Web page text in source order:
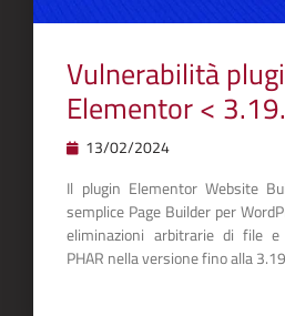
Vulnerabilità
Elementor <
13/02/2024
Il plugin Elementor Website
semplice Page Builder per
eliminazioni arbitrarie di file e
PHAR nella versione fino alla